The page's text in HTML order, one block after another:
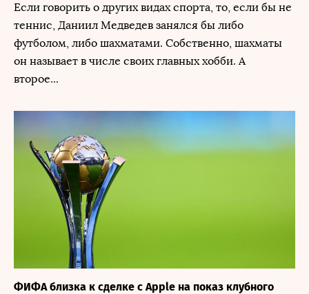
Если говорить о других видах спорта, то, если бы не
теннис, Даниил Медведев занялся бы либо
футболом, либо шахматами. Собственно, шахматы
он называет в числе своих главных хобби. А
второе...
ФИФА близка к сделке с Apple на показ клубного